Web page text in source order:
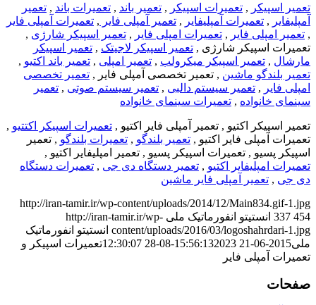
تعمیر اسپیکر , تعمیرات اسپیکر , تعمیر باند , تعمیرات باند , تعمیر
آمپلیفایر , تعمیرات آمپلیفایر , تعمیر آمپلی فایر , تعمیرات آمپلی فایر
, تعمیر امپلی فایر , تعمیرات امپلی فایر , تعمیر اسپیکر شارژی ,
تعمیرات اسپیکر شارژی , تعمیر اسپیکر لاجیتک , تعمیر اسپیکر
مارشال , تعمیر اسپیکر میکرولب , تعمیر امپلی , تعمیر باند اکتیو ,
تعمیر بلندگو ماشین , تعمیر تخصصی آمپلی فایر , تعمیر تخصصی
امپلی فایر , تعمیر سیستم دالبی , تعمیر سیستم صوتی , تعمیر
سینمای خانواده , تعمیرات سینمای خانواده
تعمیر اسپیکر اکتیو , تعمیر آمپلی فایر اکتیو , تعمیرات اسپیکر اکتتیو ,
تعمیرات آمپلی فایر اکتیو , تعمیر بلندگو , تعمیرات بلندگو , تعمیر
اسپیکر پسیو , تعمیرات اسپیکر پسیو , تعمیر امپلیفایر اکتیو ,
تعمیرات امپلیفایر اکتیو , تعمیر دستگاه دی جی , تعمیرات دستگاه
دی جی , تعمیر آمپلی فایر ماشین
http://iran-tamir.ir/wp-content/uploads/2014/12/Main834.gif-1.jpg
337 454 انستیتو انفورماتیک ملی http://iran-tamir.ir/wp-
content/uploads/2016/03/logoshahrdari-1.jpg انستیتو انفورماتیک
ملی2015-06-21 15:56:13
2023-08-28 12:30:07
تعمیرات اسپیکر و
تعمیرات آمپلی فایر
صفحات